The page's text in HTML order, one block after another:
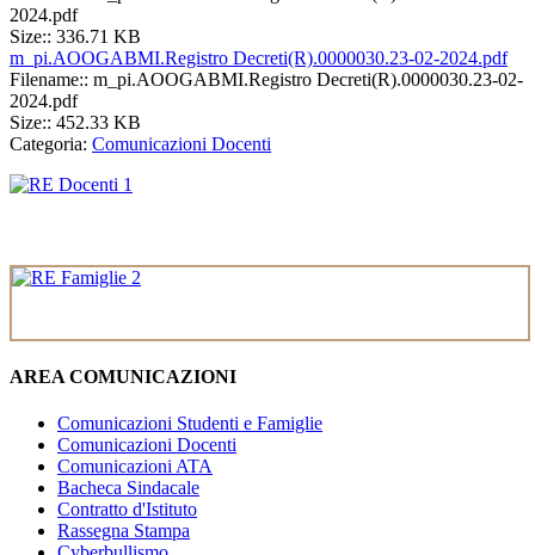
2024.pdf
Size:: 336.71 KB
m_pi.AOOGABMI.Registro Decreti(R).0000030.23-02-2024.pdf
Filename:: m_pi.AOOGABMI.Registro Decreti(R).0000030.23-02-
2024.pdf
Size:: 452.33 KB
Categoria: Comunicazioni Docenti
AREA COMUNICAZIONI
Comunicazioni Studenti e Famiglie
Comunicazioni Docenti
Comunicazioni ATA
Bacheca Sindacale
Contratto d'Istituto
Rassegna Stampa